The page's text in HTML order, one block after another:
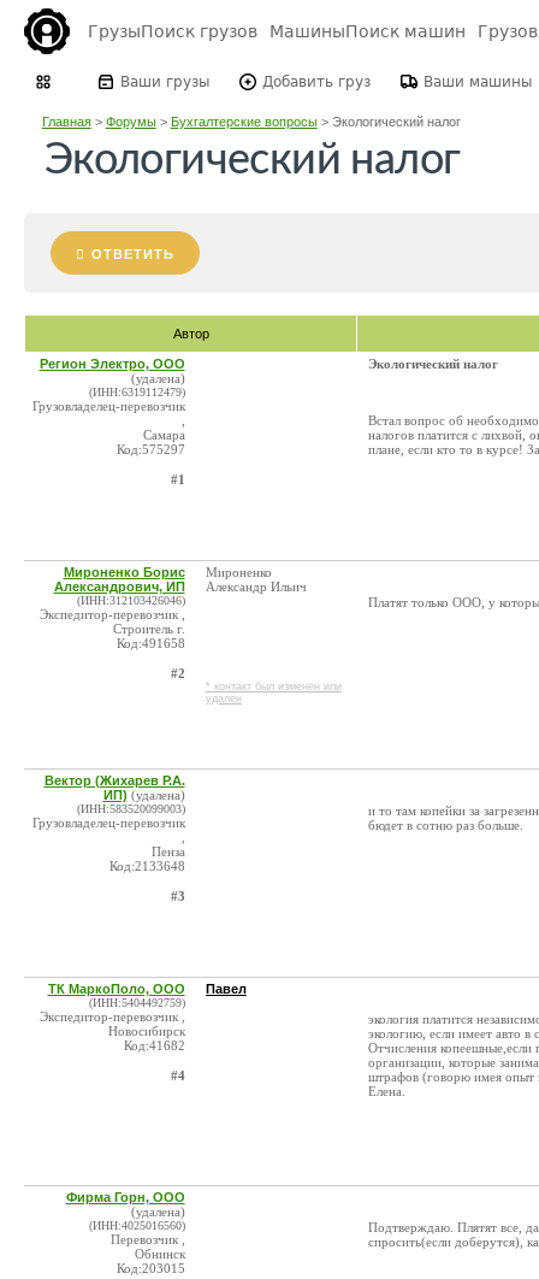
ГрузыПоиск грузов МашиныПоиск машин
Ваши грузы Добавить груз Ваши машины
Главная> Форумы> Бухгалтерские вопросы> Экологический налог
Экологический налог
ОТВЕТИТЬ
Автор
Регион Электро, ООО
(удалена)
(ИНН:6319112479)
Грузовладелец-перевозчик
Самара
Код:575297
#1
Экологический налог
Встал вопрос об
налогов платится с лихвой,
плане, если кто то в курсе!
Мироненко Борис
Александрович, ИП
(ИНН:312103426046)
Экспедитор-перевозчик ,
Строитель г.
Код:491658
#2
Мироненко
Александр Ильич
* контакт был изменен или
удален
Платят только ООО, у
Вектор (Жихарев Р.А.
ИП) (удалена)
(ИНН:583520099003)
Грузовладелец-перевозчик
Пенза
Код:2133648
#3
и то там копейки за
бюдет в сотню раз больше.
ТК МаркоПоло, ООО
(ИНН:5404492759)
Экспедитор-перевозчик ,
Новосибирск
Код:41682
#4
Павел
экология платится
экологию, если имеет авто в
Отчисления копеешные,если
организации, которые
штрафов (говорю имея опыт
Елена.
Фирма Горн, ООО
(удалена)
(ИНН:4025016560)
Перевозчик ,
Обнинск
Код:203015
Подтверждаю. Плятят все,
спросить(если доберутся),